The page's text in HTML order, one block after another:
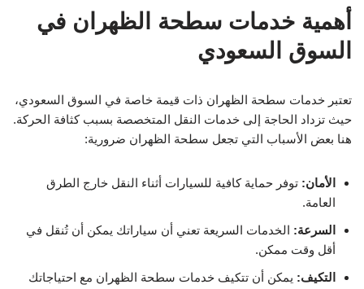
أهمية خدمات سطحة الظهران في
السوق السعودي
تعتبر خدمات سطحة الظهران ذات قيمة خاصة في السوق السعودي،
حيث تزداد الحاجة إلى خدمات النقل المتخصصة بسبب كثافة الحركة.
هنا بعض الأسباب التي تجعل سطحة الظهران ضرورية:
الأمان: توفر حماية كافية للسيارات أثناء النقل خارج الطرق
العامة.
السرعة: الخدمات السريعة تعني أن سياراتك يمكن أن تُنقل في
أقل وقت ممكن.
التكيف: يمكن أن تتكيف خدمات سطحة الظهران مع احتياجاتك